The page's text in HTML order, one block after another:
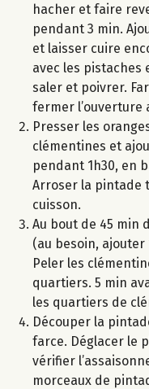
hacher et faire
pendant 3 min.
et laisser cuire
avec les pistaches
saler et poivrer.
fermer l’ouverture
Presser les
clémentines et
pendant 1h30, en
Arroser la pintade
cuisson.
Au bout de 45 min
(au besoin, ajouter
Peler les
quartiers. 5 min
les quartiers de
Découper la
farce. Déglacer le
vérifier
morceaux de